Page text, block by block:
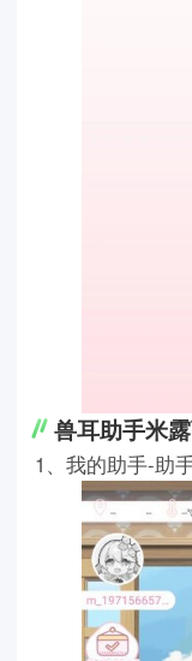
兽耳助手米
1、我的助手-助